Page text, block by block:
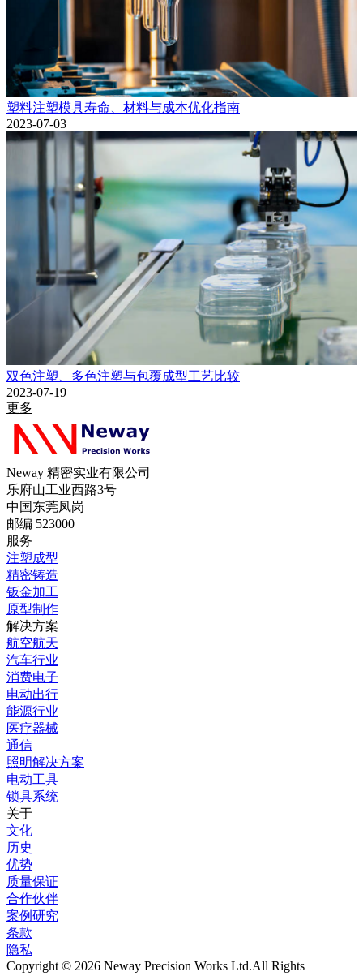
塑料注塑模具寿命、材料与成本优化指南
2023-07-03
双色注塑、多色注塑与包覆成型工艺比较
2023-07-19
更多
Neway 精密实业有限公司
乐府山工业西路3号
中国东莞凤岗
邮编 523000
服务
注塑成型
精密铸造
钣金加工
原型制作
解决方案
航空航天
汽车行业
消费电子
电动出行
能源行业
医疗器械
通信
照明解决方案
电动工具
锁具系统
关于
文化
历史
优势
质量保证
合作伙伴
案例研究
条款
隐私
Copyright © 2026 Neway Precision Works Ltd.All Rights